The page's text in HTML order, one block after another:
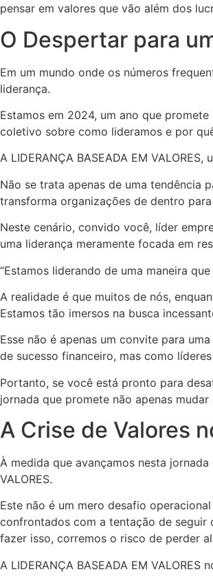
pensar em valores que vão além dos
O Despertar para
Em um mundo onde os números
liderança.
Estamos em 2024, um ano que
coletivo sobre como lideramos e por
A LIDERANÇA BASEADA EM
Não se trata apenas de uma tendência
transforma organizações de dentro
Neste cenário, convido você, líder
uma liderança meramente focada em
“Estamos liderando de uma maneira
A realidade é que muitos de nós,
Estamos tão imersos na busca
Esse não é apenas um convite para
de sucesso financeiro, mas como
Portanto, se você está pronto para
jornada que promete não apenas
A Crise de Valores
À medida que avançamos nesta
VALORES.
Este não é um mero desafio
confrontados com a tentação de seguir
fazer isso, corremos o risco de perder
A LIDERANÇA BASEADA EM